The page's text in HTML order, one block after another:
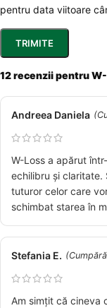
12 recenzii pentru
Andreea Daniela
W-Loss a apărut
echilibru și claritate.
tuturor celor care
schimbat starea în
Stefania E.
Am simțit că cineva
pentru data viitoare